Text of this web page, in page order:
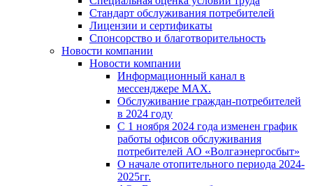
Стандарт обслуживания потребителей
Лицензии и сертификаты
Спонсорство и благотворительность
Новости компании
Новости компании
Информационный канал в
мессенджере MAX.
Обслуживание граждан-потребителей
в 2024 году
С 1 ноября 2024 года изменен график
работы офисов обслуживания
потребителей АО «Волгаэнергосбыт»
О начале отопительного периода 2024-
2025гг.